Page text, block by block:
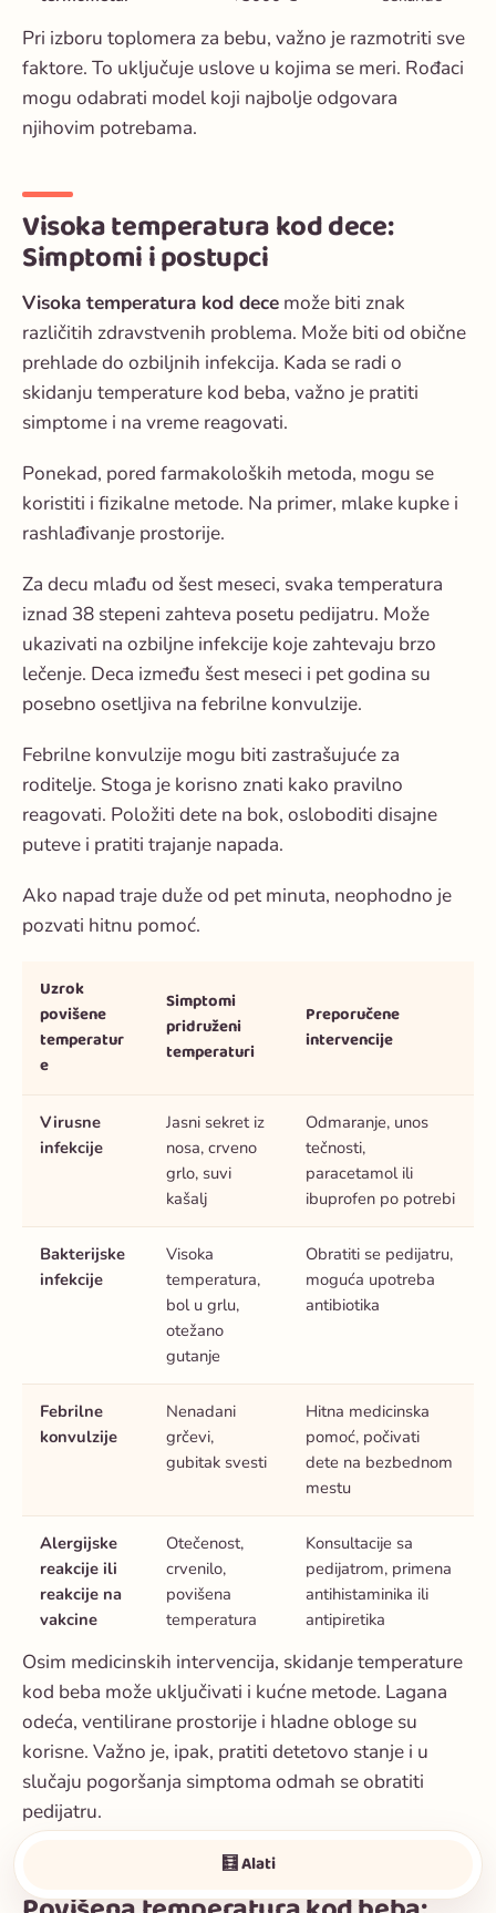
Pri izboru toplomera za bebu, važno je razmotriti sve
faktore. To uključuje uslove u kojima se meri. Rođaci
mogu odabrati model koji najbolje odgovara
njihovim potrebama.
Visoka temperatura kod dece:
Simptomi i postupci
Visoka temperatura kod dece može biti znak
različitih zdravstvenih problema. Može biti od obične
prehlade do ozbiljnih infekcija. Kada se radi o
skidanju temperature kod beba, važno je pratiti
simptome i na vreme reagovati.
Ponekad, pored farmakoloških metoda, mogu se
koristiti i fizikalne metode. Na primer, mlake kupke i
rashlađivanje prostorije.
Za decu mlađu od šest meseci, svaka temperatura
iznad 38 stepeni zahteva posetu pedijatru. Može
ukazivati na ozbiljne infekcije koje zahtevaju brzo
lečenje. Deca između šest meseci i pet godina su
posebno osetljiva na febrilne konvulzije.
Febrilne konvulzije mogu biti zastrašujuće za
roditelje. Stoga je korisno znati kako pravilno
reagovati. Položiti dete na bok, osloboditi disajne
puteve i pratiti trajanje napada.
Ako napad traje duže od pet minuta, neophodno je
pozvati hitnu pomoć.
Uzrok
povišene
temperatur
e
Simptomi
pridruženi
temperaturi
Preporučene
intervencije
Virusne
infekcije
Jasni sekret iz
nosa, crveno
grlo, suvi
kašalj
Odmaranje, unos
tečnosti,
paracetamol ili
ibuprofen po potrebi
Bakterijske
infekcije
Visoka
temperatura,
bol u grlu,
otežano
gutanje
Obratiti se pedijatru,
moguća upotreba
antibiotika
Febrilne
konvulzije
Nenadani
grčevi,
gubitak svesti
Hitna medicinska
pomoć, počivati
dete na bezbednom
mestu
Alergijske
reakcije ili
reakcije na
vakcine
Otečenost,
crvenilo,
povišena
temperatura
Konsultacije sa
pedijatrom, primena
antihistaminika ili
antipiretika
Osim medicinskih intervencija, skidanje temperature
kod beba može uključivati i kućne metode. Lagana
odeća, ventilirane prostorije i hladne obloge su
korisne. Važno je, ipak, pratiti detetovo stanje i u
slučaju pogoršanja simptoma odmah se obratiti
pedijatru.
🧮 Alati